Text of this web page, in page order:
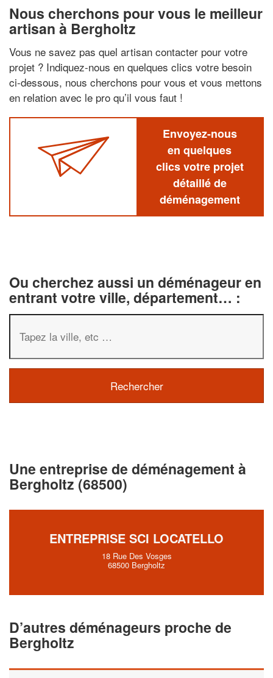
Nous cherchons pour vous le meilleur
artisan à Bergholtz
Vous ne savez pas quel artisan contacter pour votre
projet ? Indiquez-nous en quelques clics votre besoin
ci-dessous, nous cherchons pour vous et vous mettons
en relation avec le pro qu’il vous faut !
Envoyez-nous
en quelques
clics votre projet
détaillé de
déménagement
Ou cherchez aussi un déménageur en
entrant votre ville, département… :
Une entreprise de déménagement à
Bergholtz (68500)
ENTREPRISE SCI LOCATELLO
18 Rue Des Vosges
68500 Bergholtz
D’autres déménageurs proche de
Bergholtz
En savoir plus